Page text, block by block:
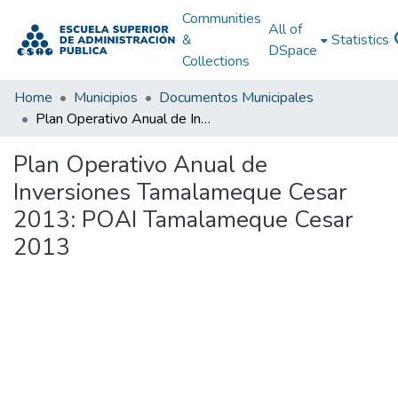
Communities
&
Collections
All of
DSpace
Statistics
Home Municipios
Documentos Municipales
Plan Operativo Anual de Inversiones Tamalameque Cesar 2013: POAI Tamalameque Cesar 2013
Plan Operativo Anual de
Inversiones Tamalameque Cesar
2013: POAI Tamalameque Cesar
2013